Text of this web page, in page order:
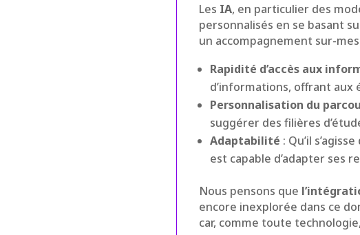
Les IA, en particulier des
personnalisés en se basant
un accompagnement sur-
Rapidité d’accès aux
d’informations, offrant aux
Personnalisation du
suggérer des filières
Adaptabilité : Qu’il
est capable d’adapter ses
Nous pensons que
encore inexplorée dans ce
car, comme toute